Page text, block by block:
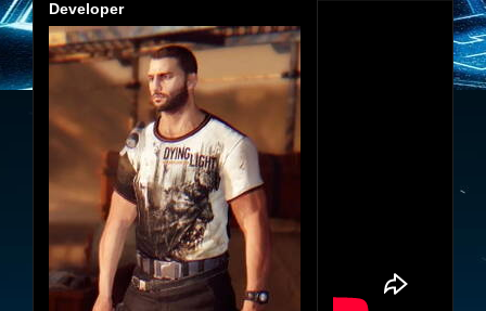
Developer